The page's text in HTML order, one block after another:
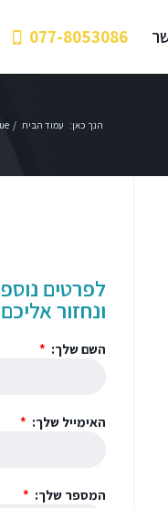
077-8053086
הנך כאן: עמוד הבית /
לפרטים
ונחזור
השם שלך:
האימייל שלך:
המספר שלך: